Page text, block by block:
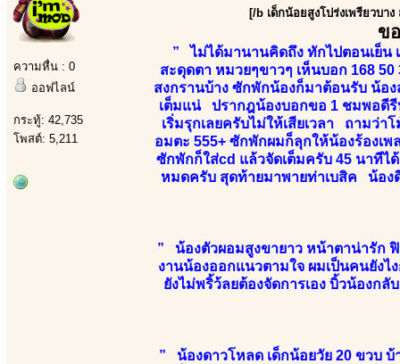
ความหื่น : 0
ออฟไลน์
กระทู้: 42,735
โพสต์: 5,211
[/b เด็กน้อยสูงโปร่งเพรียวบ
ข
” ไม่ได้มานานคิดถึง ทักไปตอนเย็น
สะดุดตา หมวยๆขาวๆ เห็นบอก 168
สงกรานบ้าง ซักพักน้องก็มาต้อนรับ น้อ
เต็มแน่ ปรากฎน้องบอกขอ 1 ชมพอดี
เริ่มรุกเลยครับไม่ให้เสียเวลา ถามว่
อมตะ 555+ ซักพักผมก็ลุกให้น้องร้องเ
ซักพักก็ใส่cd แล้วจัดเต็มครับ 45 นาที
หมดครับ สุดท้ายมาพายท่าเบสิค น้อ
” น้องตัวผอมสูงขายาว หน้าตาน่ารัก
งานน้องออกแนวตามใจ ผมเป็นคนยังไ
ยังไม่พริ้ว้ลยต้องจัดการเอง บิ้วน้องก
” น้องดาวโหลด เด็กน้อยวัย 20 ขวบ บ้